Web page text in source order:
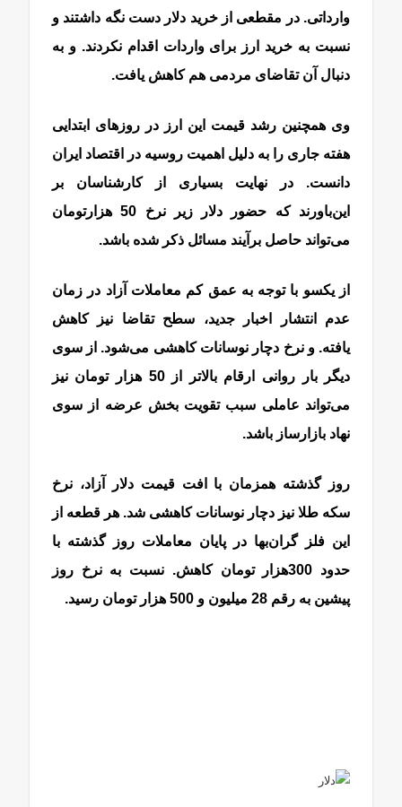
وارداتی. در مقطعی از خرید دلار دست نگه داشتند و
نسبت به خرید ارز برای واردات اقدام نکردند. و به
دنبال آن تقاضای مردمی هم کاهش یافت.
وی همچنین رشد قیمت این ارز در روز‌های ابتدایی
هفته جاری را به دلیل اهمیت روسیه در اقتصاد ایران
دانست. در نهایت بسیاری از کارشناسان بر
این‌باورند که حضور دلار زیر نرخ 50 هزارتومان
می‌تواند حاصل برآیند مسائل ذکر شده باشد.
از یکسو با توجه به عمق کم معاملات آزاد در زمان
عدم انتشار اخبار جدید، سطح تقاضا نیز کاهش
یافته. و نرخ دچار نوسانات کاهشی می‌شود. از سوی
دیگر بار روانی ارقام بالاتر از 50 هزار تومان نیز
می‌تواند عاملی سبب تقویت بخش عرضه از سوی
نهاد بازار‌ساز باشد.
روز گذشته همزمان با افت قیمت دلار آزاد، نرخ
سکه طلا نیز دچار نوسانات کاهشی شد. هر قطعه از
این فلز گران‌بها در پایان معاملات روز گذشته با
حدود 300هزار تومان کاهش. نسبت به نرخ روز
پیشین به رقم 28 میلیون و 500 هزار تومان رسید.